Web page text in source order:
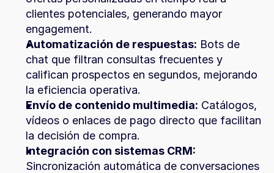
clientes potenciales, generando mayor
engagement.
Automatización de respuestas: Bots de
chat que filtran consultas frecuentes y
califican prospectos en segundos, mejorando
la eficiencia operativa.
Envío de contenido multimedia: Catálogos,
vídeos o enlaces de pago directo que facilitan
la decisión de compra.
Integración con sistemas CRM:
Sincronización automática de conversaciones